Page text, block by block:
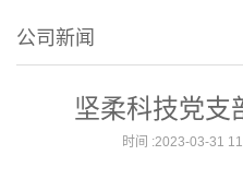
公司新闻
坚柔科技党支
时间 :2023-03-31